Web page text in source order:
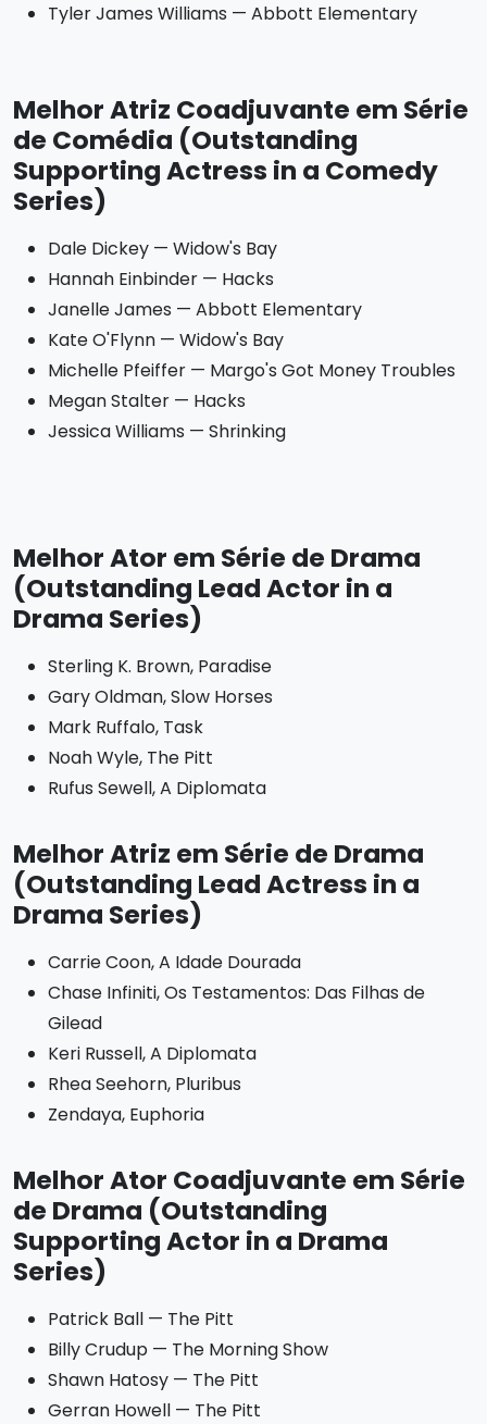
Tyler James Williams — Abbott Elementary
Melhor Atriz Coadjuvante em Série
de Comédia (Outstanding
Supporting Actress in a Comedy
Series)
Dale Dickey — Widow's Bay
Hannah Einbinder — Hacks
Janelle James — Abbott Elementary
Kate O'Flynn — Widow's Bay
Michelle Pfeiffer — Margo's Got Money Troubles
Megan Stalter — Hacks
Jessica Williams — Shrinking
Melhor Ator em Série de Drama
(Outstanding Lead Actor in a
Drama Series)
Sterling K. Brown, Paradise
Gary Oldman, Slow Horses
Mark Ruffalo, Task
Noah Wyle, The Pitt
Rufus Sewell, A Diplomata
Melhor Atriz em Série de Drama
(Outstanding Lead Actress in a
Drama Series)
Carrie Coon, A Idade Dourada
Chase Infiniti, Os Testamentos: Das Filhas de
Gilead
Keri Russell, A Diplomata
Rhea Seehorn, Pluribus
Zendaya, Euphoria
Melhor Ator Coadjuvante em Série
de Drama (Outstanding
Supporting Actor in a Drama
Series)
Patrick Ball — The Pitt
Billy Crudup — The Morning Show
Shawn Hatosy — The Pitt
Gerran Howell — The Pitt